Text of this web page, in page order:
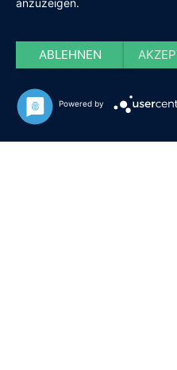
anzuzeigen.
ABLEHNEN
Powered by